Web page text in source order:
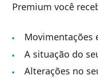
Premium você
Movimentações
A situação do
Alterações no